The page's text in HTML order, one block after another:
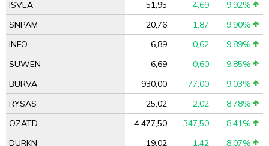
ISVEA
51,95 4,69
9,92%
SNPAM
20,76 1,87
9,90%
INFO
6,89 0,62
9,89%
SUWEN
6,69 0,60
9,85%
BURVA
930,00 77,00
9,03%
RYSAS
25,02 2,02
8,78%
OZATD
4.477,50 347,50
8,41%
DURKN
19,02 1,42
8,07%